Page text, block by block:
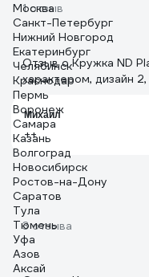
1 отзыв
Отзыв о Кружка ND
характером, дизайн
стекло 285557
Михаил
++
3 отзыва
Москва
Санкт-Петербург
Нижний Новгород
Екатеринбург
Челябинск
Краснодар
Пермь
Воронеж
Самара
Казань
Волгоград
Новосибирск
Ростов-на-Дону
Саратов
Тула
Тюмень
Уфа
Азов
Аксай